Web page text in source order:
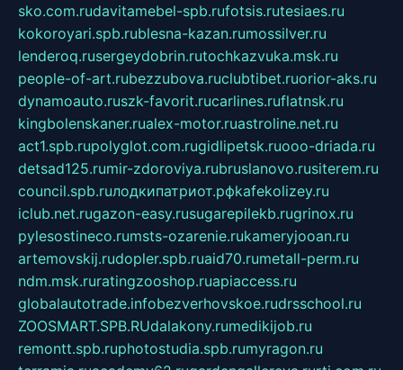
sko.com.rudavitamebel-spb.rufotsis.rutesiaes.ru
kokoroyari.spb.rublesna-kazan.rumossilver.ru
lenderoq.rusergeydobrin.rutochkazvuka.msk.ru
people-of-art.rubezzubova.ruclubtibet.ruorior-aks.ru
dynamoauto.ruszk-favorit.rucarlines.ruflatnsk.ru
kingbolenskaner.rualex-motor.ruastroline.net.ru
act1.spb.rupolyglot.com.rugidlipetsk.ruooo-driada.ru
detsad125.rumir-zdoroviya.rubruslanovo.rusiterem.ru
council.spb.ruлодкипатриот.рфkafekolizey.ru
iclub.net.rugazon-easy.rusugarepilekb.rugrinox.ru
pylesostineco.rumsts-ozarenie.rukameryjooan.ru
artemovskij.rudopler.spb.ruaid70.rumetall-perm.ru
ndm.msk.ruratingzooshop.ruapiaccess.ru
globalautotrade.infobezverhovskoe.rudrsschool.ru
ZOOSMART.SPB.RUdalakony.rumedikijob.ru
remontt.spb.ruphotostudia.spb.rumyragon.ru